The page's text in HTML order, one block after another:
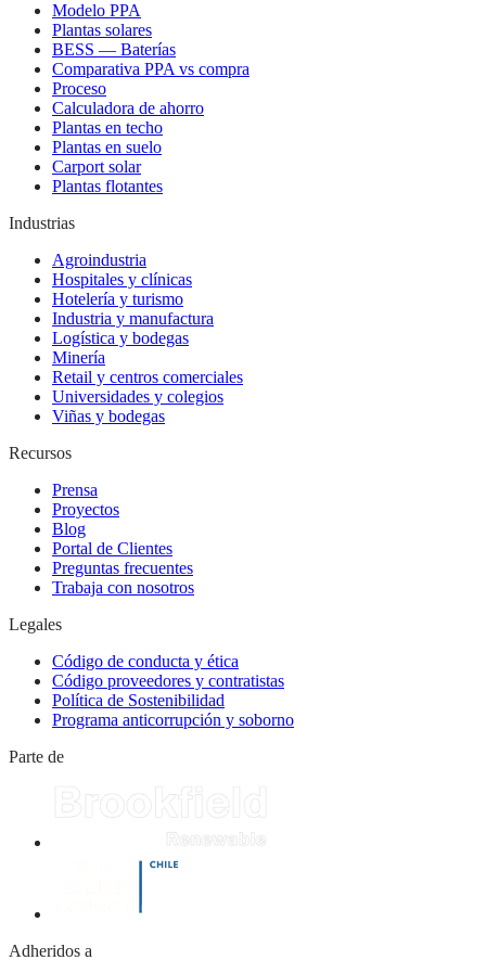
Modelo PPA
Plantas solares
BESS — Baterías
Comparativa PPA vs compra
Proceso
Calculadora de ahorro
Plantas en techo
Plantas en suelo
Carport solar
Plantas flotantes
Industrias
Agroindustria
Hospitales y clínicas
Hotelería y turismo
Industria y manufactura
Logística y bodegas
Minería
Retail y centros comerciales
Universidades y colegios
Viñas y bodegas
Recursos
Prensa
Proyectos
Blog
Portal de Clientes
Preguntas frecuentes
Trabaja con nosotros
Legales
Código de conducta y ética
Código proveedores y contratistas
Política de Sostenibilidad
Programa anticorrupción y soborno
Parte de
Adheridos a